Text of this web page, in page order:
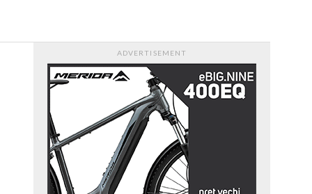
ADVERTISEMENT